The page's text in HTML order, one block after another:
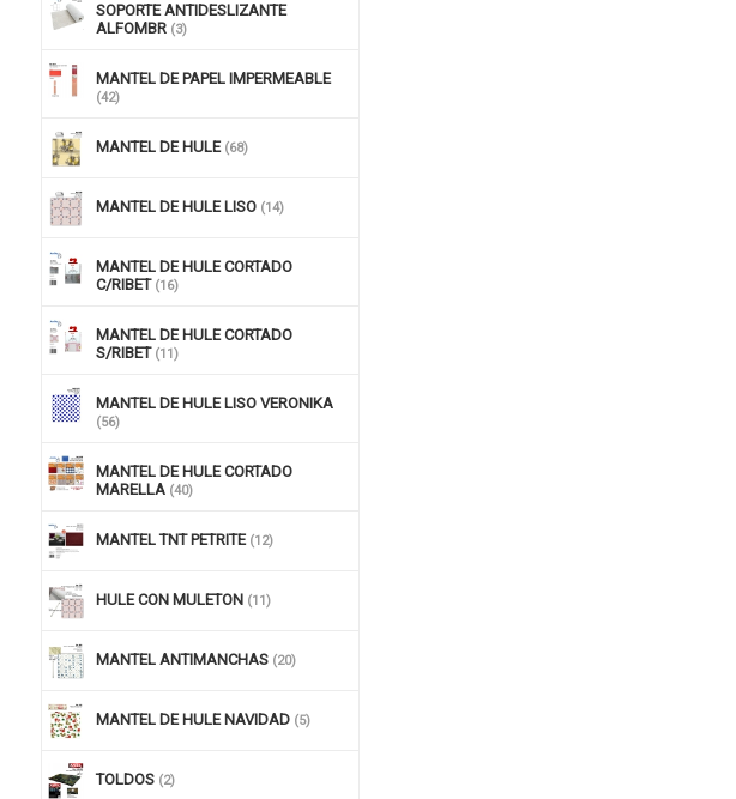
SOPORTE ANTIDESLIZANTE
ALFOMBR (3)
MANTEL DE PAPEL IMPERMEABLE
(42)
MANTEL DE HULE (68)
MANTEL DE HULE LISO (14)
MANTEL DE HULE CORTADO
C/RIBET (16)
MANTEL DE HULE CORTADO
S/RIBET (11)
MANTEL DE HULE LISO VERONIKA
(56)
MANTEL DE HULE CORTADO
MARELLA (40)
MANTEL TNT PETRITE (12)
HULE CON MULETON (11)
MANTEL ANTIMANCHAS (20)
MANTEL DE HULE NAVIDAD (5)
TOLDOS (2)